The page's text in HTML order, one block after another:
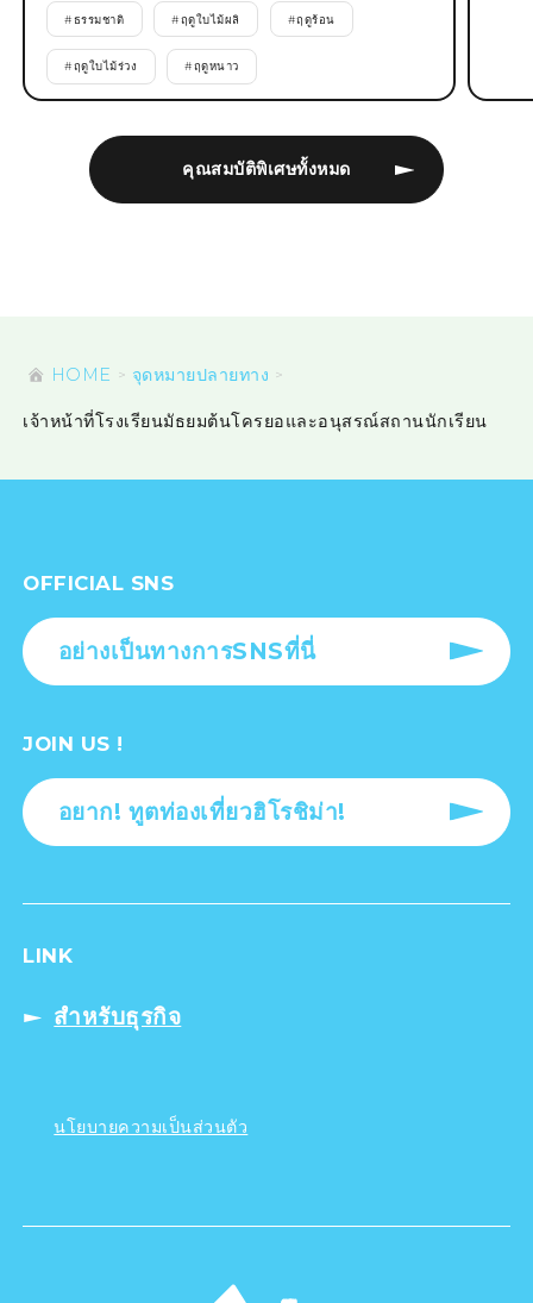
คุณสมบัติพิเศษทั้งหมด
#ธรรมชาติ #ฤดูใบไม้ผลิ #ฤดูร้อน
#ฤดูใบไม้ร่วง #ฤดูหนาว
HOME จุดหมายปลายทาง
เจ้าหน้าที่โรงเรียนมัธยมต้นโครยอและอนุสรณ์สถานนักเรียน
OFFICIAL SNS
อย่างเป็นทางการSNSที่นี่
JOIN US !
อยาก! ทูตท่องเที่ยวฮิโรชิม่า!
LINK
สำหรับธุรกิจ
นโยบายความเป็นส่วนตัว